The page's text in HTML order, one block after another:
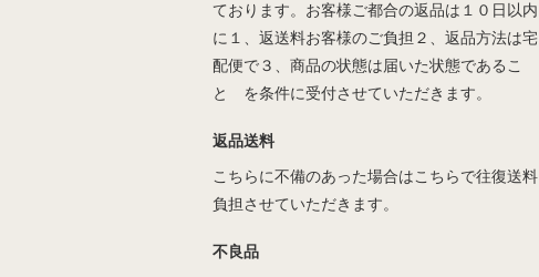
ております。お客様ご都合の返品は１０日以内
に１、返送料お客様のご負担２、返品方法は宅
配便で３、商品の状態は届いた状態であるこ
と を条件に受付させていただきます。
返品送料
こちらに不備のあった場合はこちらで往復送料
負担させていただきます。
不良品